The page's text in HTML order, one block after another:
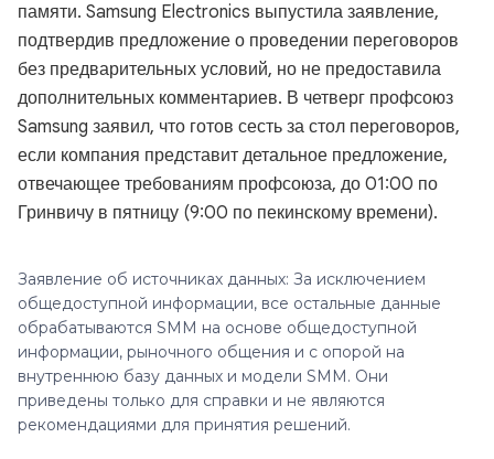
памяти. Samsung Electronics выпустила заявление,
подтвердив предложение о проведении переговоров
без предварительных условий, но не предоставила
дополнительных комментариев. В четверг профсоюз
Samsung заявил, что готов сесть за стол переговоров,
если компания представит детальное предложение,
отвечающее требованиям профсоюза, до 01:00 по
Гринвичу в пятницу (9:00 по пекинскому времени).
Заявление об источниках данных: За исключением
общедоступной информации, все остальные данные
обрабатываются SMM на основе общедоступной
информации, рыночного общения и с опорой на
внутреннюю базу данных и модели SMM. Они
приведены только для справки и не являются
рекомендациями для принятия решений.